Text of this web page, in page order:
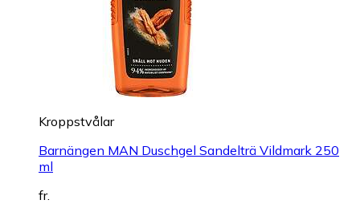
Kroppstvålar
Barnängen MAN Duschgel Sandelträ Vildmark 250
ml
fr.